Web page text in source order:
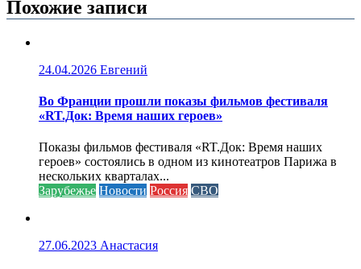
Похожие записи
24.04.2026 Евгений
Во Франции прошли показы фильмов фестиваля
«RT.Док: Время наших героев»
Показы фильмов фестиваля «RT.Док: Время наших
героев» состоялись в одном из кинотеатров Парижа в
нескольких кварталах...
Зарубежье Новости Россия СВО
27.06.2023 Анастасия